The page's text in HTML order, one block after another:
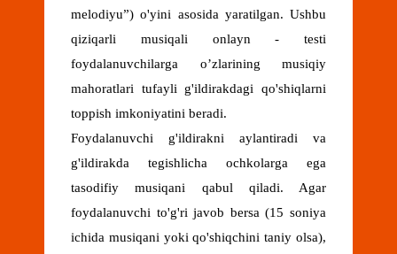
melodiyu”) o'yini asosida yaratilgan. Ushbu
qiziqarli musiqali onlayn - testi
foydalanuvchilarga o’zlarining musiqiy
mahoratlari tufayli g'ildirakdagi qo'shiqlarni
toppish imkoniyatini beradi.
Foydalanuvchi g'ildirakni aylantiradi va
g'ildirakda tegishlicha ochkolarga ega
tasodifiy musiqani qabul qiladi. Agar
foydalanuvchi to'g'ri javob bersa (15 soniya
ichida musiqani yoki qo'shiqchini taniy olsa),